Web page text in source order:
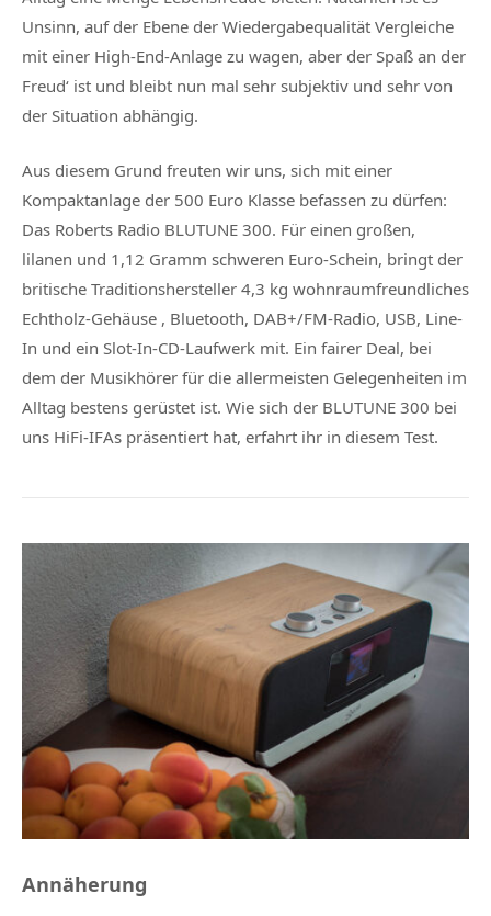
Unsinn, auf der Ebene der Wiedergabequalität Vergleiche
mit einer High-End-Anlage zu wagen, aber der Spaß an der
Freud‘ ist und bleibt nun mal sehr subjektiv und sehr von
der Situation abhängig.
Aus diesem Grund freuten wir uns, sich mit einer
Kompaktanlage der 500 Euro Klasse befassen zu dürfen:
Das Roberts Radio BLUTUNE 300. Für einen großen,
lilanen und 1,12 Gramm schweren Euro-Schein, bringt der
britische Traditionshersteller 4,3 kg wohnraumfreundliches
Echtholz-Gehäuse , Bluetooth, DAB+/FM-Radio, USB, Line-
In und ein Slot-In-CD-Laufwerk mit. Ein fairer Deal, bei
dem der Musikhörer für die allermeisten Gelegenheiten im
Alltag bestens gerüstet ist. Wie sich der BLUTUNE 300 bei
uns HiFi-IFAs präsentiert hat, erfahrt ihr in diesem Test.
Annäherung